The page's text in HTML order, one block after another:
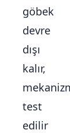
göbek
devre
dışı
kalır,
test
edilir